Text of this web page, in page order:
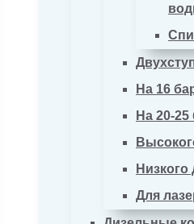
На 16
На 20-25
Низкого
Для